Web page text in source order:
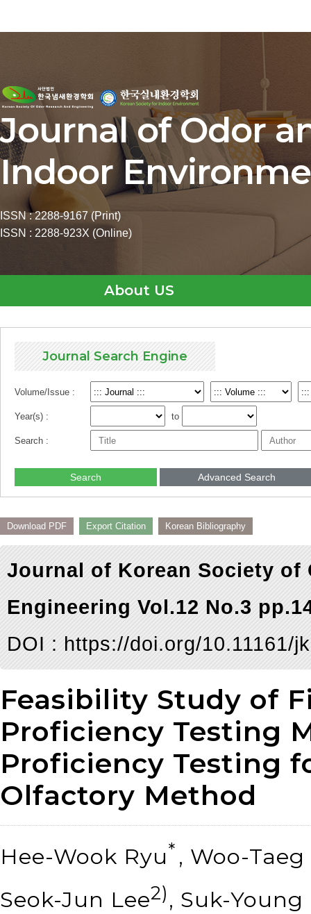
Journal of Odor
Indoor
ISSN : 2288-9167 (Print)
ISSN : 2288-923X (Online)
About US
Journal Search Engine
Volume/Issue :
Year(s) : to
Search :
Search Advanced Search
Download PDF Export Citation Korean Bibliography
Journal of Korean Society of
Engineering Vol.12 No.3
DOI : https://doi.org/10.11161/
Feasibility Study of
Proficiency Testing
Proficiency Testing
Olfactory Method
Hee-Wook Ryu* , Woo-
Seok-Jun Lee2), Suk-